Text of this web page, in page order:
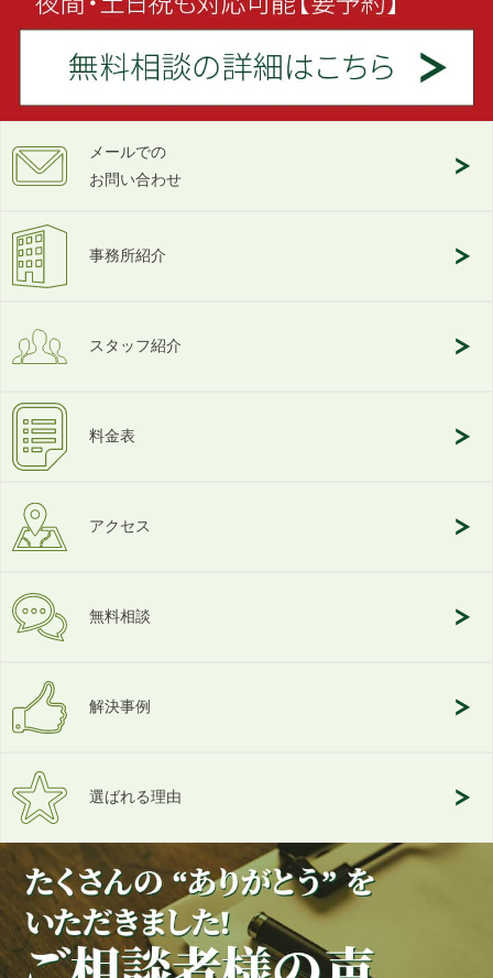
メールでの
お問い合わせ
事務所紹介
スタッフ紹介
料金表
アクセス
無料相談
解決事例
選ばれる理由